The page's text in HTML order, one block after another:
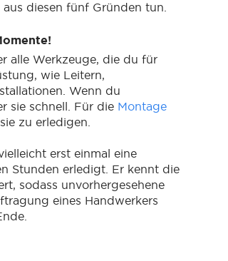
diesen fünf Gründen tun.
alle Werkzeuge, die du für
wie Leitern,
Wenn du
sie schnell. Für die Montage
zu erledigen.
erst einmal eine
Stunden erledigt. Er kennt die
sodass unvorhergesehene
eines Handwerkers